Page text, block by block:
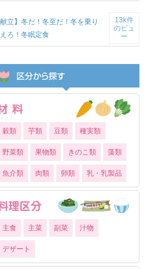
献立】冬だ！冬至だ！冬を乗り
ろ！冬眠定食
13k件
のビュ
ー
穀類 芋類 豆類 種実類
野菜類 果物類 きのこ類 藻類
魚介類 肉類 卵類 乳・乳製品
主食 主菜 副菜 汁物
デザート